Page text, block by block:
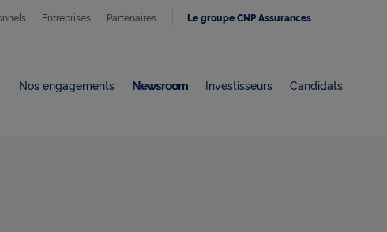
Entreprises Partenaires Le groupe CNP Assurances
Nos engagements Newsroom Investisseurs Candidats